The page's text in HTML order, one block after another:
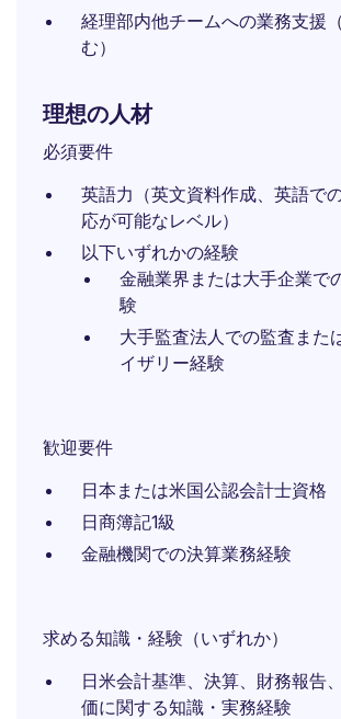
経理部内他チームへの業務支援
む）
理想の人材
必須要件
英語力（英文資料作成、英語で
応が可能なレベル）
以下いずれかの経験
金融業界または大手企業で
験
大手監査法人での監査また
イザリー経験
歓迎要件
日本または米国公認会計士資格
日商簿記1級
金融機関での決算業務経験
求める知識・経験（いずれか）
日米会計基準、決算、財務報告
価に関する知識・実務経験